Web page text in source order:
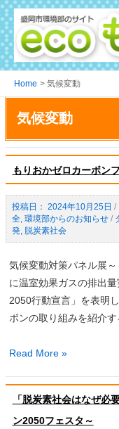
Skip
to
content
Home 気候変動
気候変動
もりおかゼロカーボン
2024年10月25日 /
全, 環境部からのお知らせ/
発, 脱炭素社会
気候変動対策パネル展
に温室効果ガスの排出
2050行動宣言」を表明
ボンの取り組みを紹介す
も
お
か
ゼ
Read More »
「脱炭素社会はなぜ必
ン2050フェスタ～